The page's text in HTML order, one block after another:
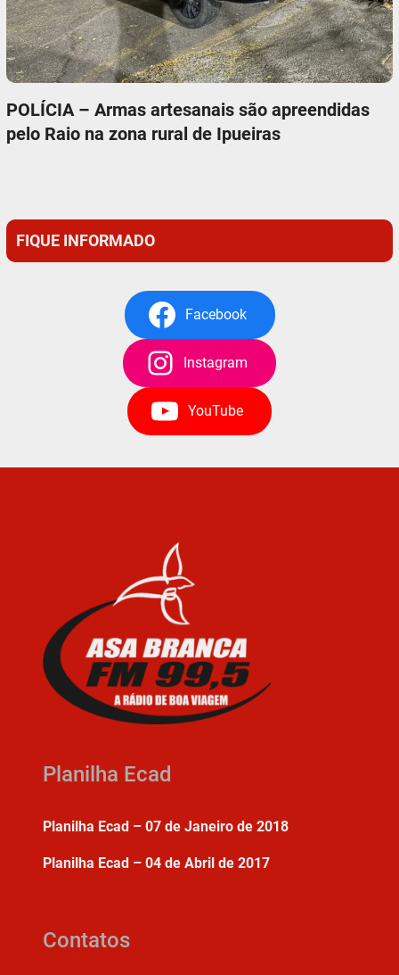
POLÍCIA – Armas artesanais são apreendidas
pelo Raio na zona rural de Ipueiras
FIQUE INFORMADO
Facebook
Instagram
YouTube
Planilha Ecad
Planilha Ecad – 07 de Janeiro de 2018
Planilha Ecad – 04 de Abril de 2017
Contatos